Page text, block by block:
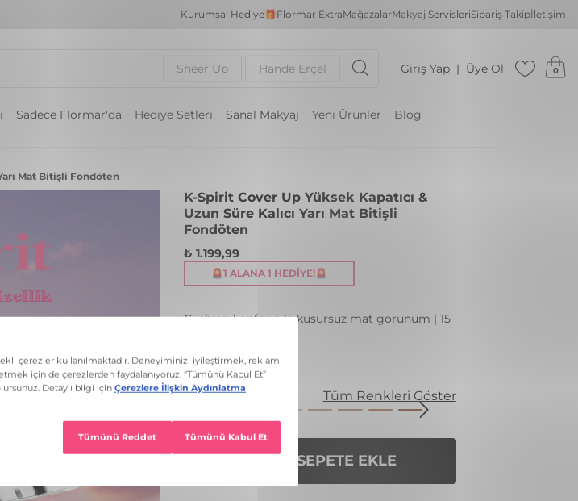
Kurumsal Hediye🎁Flormar ExtraMağazalarMakyaj ServisleriSipariş Takipİletişim
Sheer Up Hande Erçel Giriş Yap Üye Ol 0
Sadece Flormar'da Hediye Setleri Sanal Makyaj Yeni Ürünler Blog
Mat Bitişli Fondöten
K-Spirit Cover Up Yüksek Kapatıcı &
Uzun Süre Kalıcı Yarı Mat Bitişli
Fondöten
Cushion konforuyla kusursuz mat görünüm | 15
₺ 1.199,99
🚨1 ALANA 1 HEDIYE!🚨
8 Renk Tüm Renkleri Göster
SEPETE EKLE